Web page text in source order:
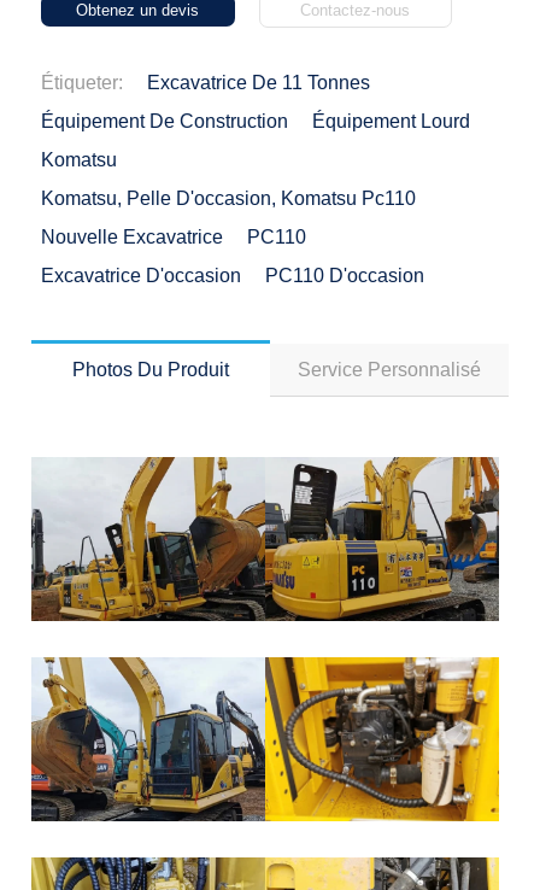
Obtenez un devis Contactez-nous
Étiqueter:
Excavatrice De 11 Tonnes
Équipement De Construction
Équipement Lourd
Komatsu
Komatsu, Pelle D'occasion, Komatsu Pc110
Nouvelle Excavatrice
PC110
Excavatrice D'occasion
PC110 D'occasion
Photos Du Produit Service Personnalisé